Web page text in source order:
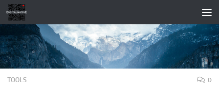
Zum Inhalt springen
TOOLS 0